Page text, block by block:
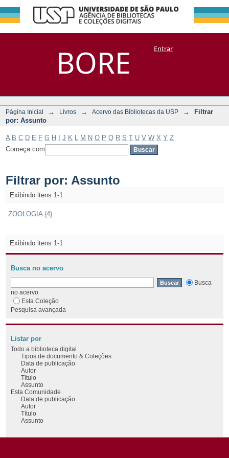
BORE
Filtrar por:
Assunto
DSpace/Manakin + CoriscoEntrar
Página Inicial → Livros → Acervo das Bibliotecas da USP →
Filtrar
por: Assunto
A B C D E F G H J K M N O P Q R S T U V W X Y Z
Começa com
Filtrar por: Assunto
Exibindo itens 1-1
ZOOLOGIA (4)
Exibindo itens 1-1
Busca no acervo
Busca
no acervo
Esta Coleção
Pesquisa avançada
Listar por
Todo a biblioteca digital
Tipos de documento & Coleções
Data de publicação
Autor
Título
Assunto
Esta Comunidade
Data de publicação
Autor
Título
Assunto